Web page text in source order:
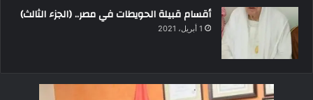
أقسام قبيلة الحويطات في مصر.. (الجزء الثالث)
1 أبريل، 2021